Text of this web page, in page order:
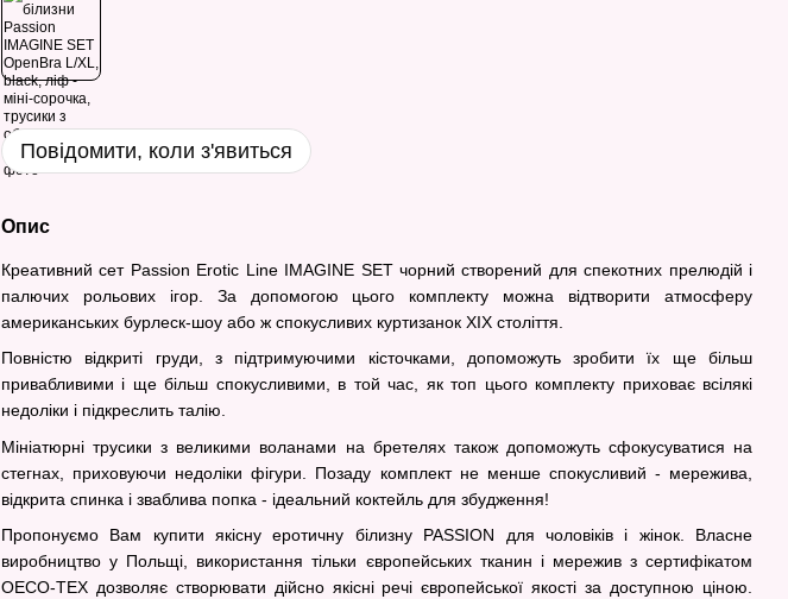
Повідомити, коли з'явиться
Опис
Креативний сет Passion Erotic Line IMAGINE SET чорний створений для спекотних прелюдій і
палючих рольових ігор. За допомогою цього комплекту можна відтворити атмосферу
американських бурлеск-шоу або ж спокусливих куртизанок XIX століття.
Повністю відкриті груди, з підтримуючими кісточками, допоможуть зробити їх ще більш
привабливими і ще більш спокусливими, в той час, як топ цього комплекту приховає всілякі
недоліки і підкреслить талію.
Мініатюрні трусики з великими воланами на бретелях також допоможуть сфокусуватися на
стегнах, приховуючи недоліки фігури. Позаду комплект не менше спокусливий - мережива,
відкрита спинка і зваблива попка - ідеальний коктейль для збудження!
Пропонуємо Вам купити якісну еротичну білизну PASSION для чоловіків і жінок. Власне
виробництво у Польщі, використання тільки європейських тканин і мережив з сертифікатом
OECO-TEX дозволяє створювати дійсно якісні речі європейської якості за доступною ціною.